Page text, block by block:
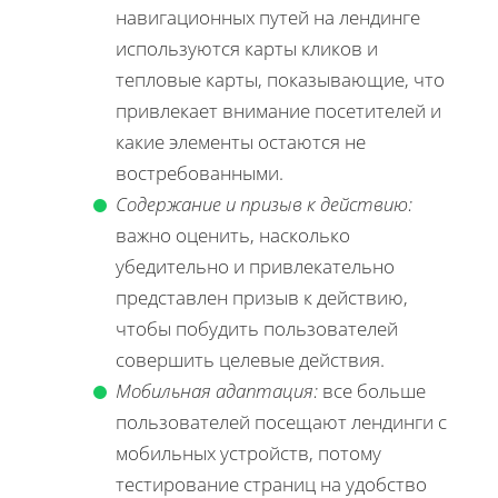
навигационных путей на лендинге
используются карты кликов и
тепловые карты, показывающие, что
привлекает внимание посетителей и
какие элементы остаются не
востребованными.
Содержание и призыв к действию:
важно оценить, насколько
убедительно и привлекательно
представлен призыв к действию,
чтобы побудить пользователей
совершить целевые действия.
Мобильная адаптация: все больше
пользователей посещают лендинги с
мобильных устройств, потому
тестирование страниц на удобство